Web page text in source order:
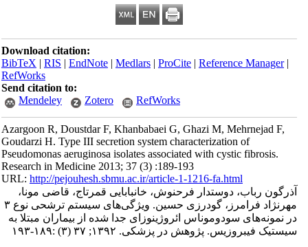
Download citation:
BibTeX|RIS|EndNote|Medlars|ProCite|Reference Manager
RefWorks
Send citation to:
Mendeley
Zotero RefWorks
Azargoon R, Doustdar F, Khanbabaei G, Ghazi M, Mehrnejad F,
Goudarzi H. Type III secretion system characterization of
Pseudomonas aeruginosa isolates associated with cystic fibrosis.
Research in Medicine 2013; 37 (3) :189-193
URL:http://pejouhesh.sbmu.ac.ir/article-1-1216-fa.html
آذرگون رباب، دوستدار فرحنوش، خانبابایی قمرتاج، قاضی مونا،
مهرنژاد فرامرز، گودرزی حسین. ویژگی‌های سیستم ترشحی نوع ۳
در نمونه‌های سودوموناس ائروژینوزای جدا شده از بیماران مبتلا به
سیستیک فیبروزیس. پژوهش در پزشکی. ۱۳۹۲; ۳۷ (۳) :۱۸۹-۱۹۳